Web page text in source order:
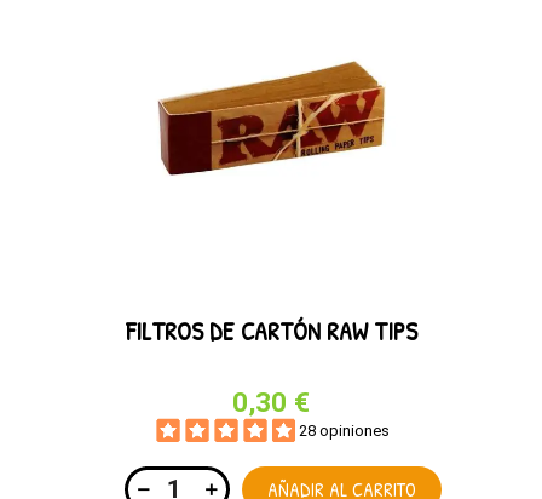
FILTROS DE CARTÓN RAW TIPS
0,30 €
28 opiniones
AÑADIR AL CARRITO